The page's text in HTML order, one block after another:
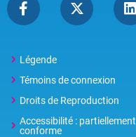
Légende
Témoins de connexion
Droits de Reproduction
Accessibilité : partiellement
conforme